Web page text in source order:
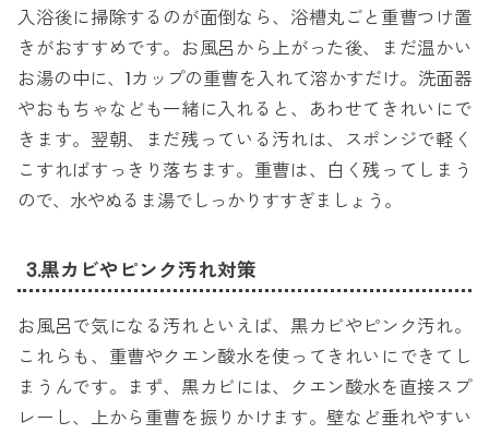
入浴後に掃除するのが面倒なら、浴槽丸ごと重曹つけ置
きがおすすめです。お風呂から上がった後、まだ温かい
お湯の中に、1カップの重曹を入れて溶かすだけ。洗面器
やおもちゃなども一緒に入れると、あわせてきれいにで
きます。翌朝、まだ残っている汚れは、スポンジで軽く
こすればすっきり落ちます。重曹は、白く残ってしまう
ので、水やぬるま湯でしっかりすすぎましょう。
3.黒カビやピンク汚れ対策
お風呂で気になる汚れといえば、黒カビやピンク汚れ。
これらも、重曹やクエン酸水を使ってきれいにできてし
まうんです。まず、黒カビには、クエン酸水を直接スプ
レーし、上から重曹を振りかけます。壁など垂れやすい